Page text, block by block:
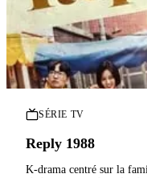
SÉRIE TV
Reply 1988
K-drama centré sur la